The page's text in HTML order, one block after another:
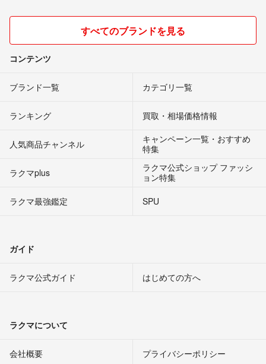
すべてのブランドを見る
コンテンツ
ブランド一覧 カテゴリ一覧
ランキング 買取・相場価格情報
人気商品チャンネル
キャンペーン一覧・おすすめ
特集
ラクマplus
ラクマ公式ショップ ファッシ
ョン特集
ラクマ最強鑑定
SPU
ガイド
ラクマ公式ガイド はじめての方へ
ラクマについて
会社概要 プライバシーポリシー